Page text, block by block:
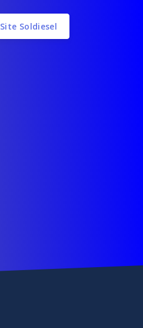
Site Soldiesel